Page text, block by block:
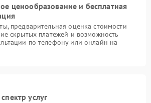
ценообразование и бесплатная
предварительная оценка стоимости
скрытых платежей и возможность
по телефону или онлайн на
услуг